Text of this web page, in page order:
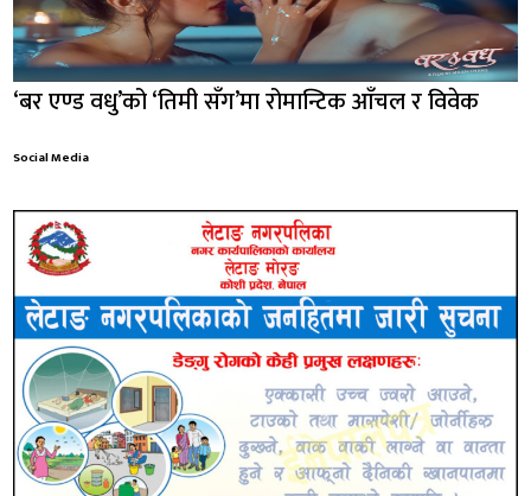
‘बर एण्ड वधु’को ‘तिमी सँग’मा रोमान्टिक आँचल र विवेक
Social Media